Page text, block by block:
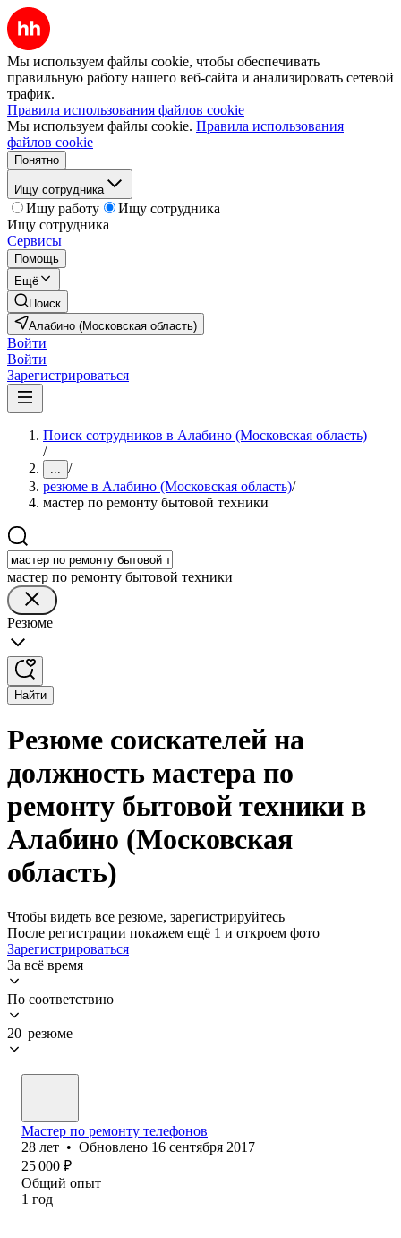
Мы используем файлы cookie, чтобы обеспечивать
правильную работу нашего веб-сайта и анализировать сетевой
трафик.
Правила использования файлов cookie
Мы используем файлы cookie. Правила использования
файлов cookie
Понятно
Ищу сотрудника
Ищу работу
Ищу сотрудника
Ищу сотрудника
Сервисы
Помощь
Ещё
Поиск
Алабино (Московская область)
Войти
Войти
Зарегистрироваться
Поиск сотрудников в Алабино (Московская область)
/
... /
резюме в Алабино (Московская область)/
мастер по ремонту бытовой техники
мастер по ремонту бытовой техники
Резюме
Найти
Резюме соискателей на
должность мастера по
ремонту бытовой техники в
Алабино (Московская
область)
Чтобы видеть все резюме, зарегистрируйтесь
После регистрации покажем ещё 1 и откроем фото
Зарегистрироваться
За всё время
По соответствию
20 резюме
Мастер по ремонту телефонов
28 лет • Обновлено 16 сентября 2017
25 000 ₽
Общий опыт
1 год